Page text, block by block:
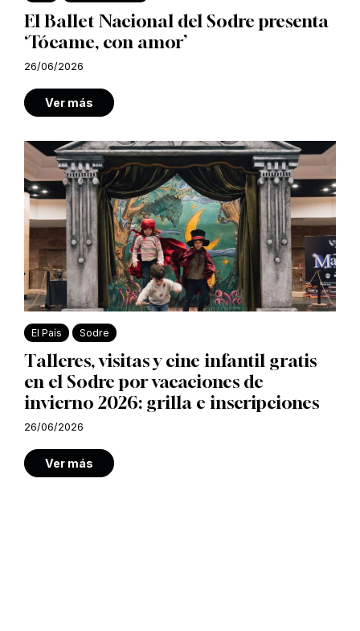
El Ballet Nacional del Sodre presenta
‘Tócame, con amor’
26/06/2026
Ver más
El País Sodre
Talleres, visitas y cine infantil gratis
en el Sodre por vacaciones de
invierno 2026: grilla e inscripciones
26/06/2026
Ver más